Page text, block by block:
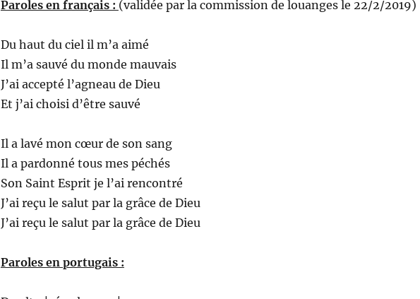
haut/bas
Paroles en français : (validée par la commission de louanges le 22/2/2019)
Du haut du ciel il m’a aimé
Il m’a sauvé du monde mauvais
J’ai accepté l’agneau de Dieu
Et j’ai choisi d’être sauvé
Il a lavé mon cœur de son sang
Il a pardonné tous mes péchés
Son Saint Esprit je l’ai rencontré
J’ai reçu le salut par la grâce de Dieu
J’ai reçu le salut par la grâce de Dieu
Paroles en portugais :